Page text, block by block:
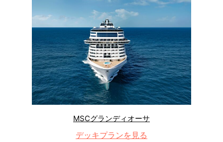
MSCグランディオーサ
デッキプランを見る